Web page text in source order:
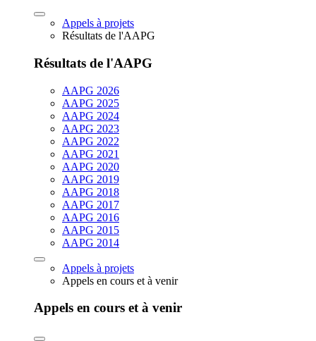
Appels à projets
Résultats de l'AAPG
Résultats de l'AAPG
AAPG 2026
AAPG 2025
AAPG 2024
AAPG 2023
AAPG 2022
AAPG 2021
AAPG 2020
AAPG 2019
AAPG 2018
AAPG 2017
AAPG 2016
AAPG 2015
AAPG 2014
Appels à projets
Appels en cours et à venir
Appels en cours et à venir